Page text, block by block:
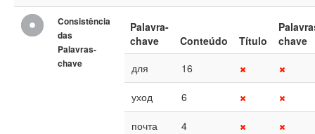
Consistência
das
Palavras-
chave
Palavra-
chave
Conteúdo Título
chave
для
16
уход 6
почта 4